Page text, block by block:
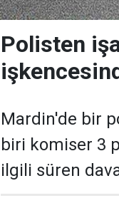
Polisten
Mardin'de bir
biri komiser 3
ilgili süren